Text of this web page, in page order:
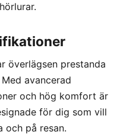
överlägsen prestanda
avancerad
och hög komfort är
för dig som vill
och på resan.